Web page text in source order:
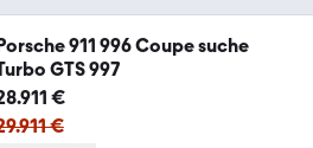
911 996 Coupe suche
GTS 997
€
€